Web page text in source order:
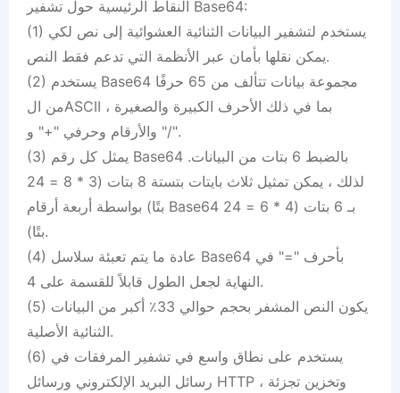
النقاط الرئيسية حول تشفير Base64:
(1) يستخدم لتشفير البيانات الثنائية العشوائية إلى نص لكي
يمكن نقلها بأمان عبر الأنظمة التي تدعم فقط النص.
(2) يستخدم Base64 مجموعة بيانات تتألف من 65 حرفًا
من الASCII ، بما في ذلك الأحرف الكبيرة والصغيرة
والأرقام وحرفي "+" و "/".
(3) يمثل كل رقم Base64 بالضبط 6 بتات من البيانات.
لذلك ، يمكن تمثيل ثلاث بايتات بتستة 8 بتات (3 * 8 = 24
بتًا) بواسطة أربعة أرقام Base64 بـ 6 بتات (4 * 6 = 24
بتًا).
(4) عادة ما يتم تعبئة سلاسل Base64 بأحرف "=" في
النهاية لجعل الطول قابلاً للقسمة على 4.
(5) يكون النص المشفر بحجم حوالي 33٪ أكبر من البيانات
الثنائية الأصلية.
(6) يستخدم على نطاق واسع في تشفير المرفقات في
رسائل البريد الإلكتروني ورسائل HTTP ، وتخزين تجزئة